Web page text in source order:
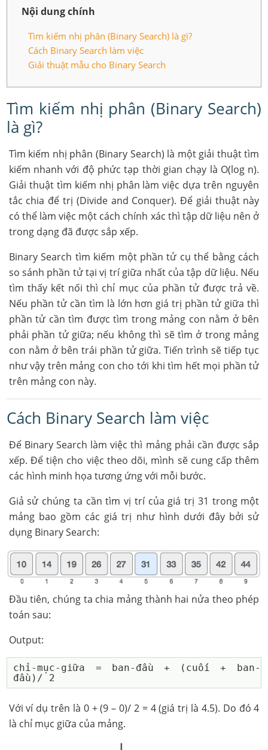
Nội dung chính
Tìm kiếm nhị phân (Binary Search) là gì?
Cách Binary Search làm việc
Giải thuật mẫu cho Binary Search
Tìm kiếm nhị phân (Binary Search)
là gì?
Tìm kiếm nhị phân (Binary Search) là một giải thuật tìm
kiếm nhanh với độ phức tạp thời gian chạy là Ο(log n).
Giải thuật tìm kiếm nhị phân làm việc dựa trên nguyên
tắc chia để trị (Divide and Conquer). Để giải thuật này
có thể làm việc một cách chính xác thì tập dữ liệu nên ở
trong dạng đã được sắp xếp.
Binary Search tìm kiếm một phần tử cụ thể bằng cách
so sánh phần tử tại vị trí giữa nhất của tập dữ liệu. Nếu
tìm thấy kết nối thì chỉ mục của phần tử được trả về.
Nếu phần tử cần tìm là lớn hơn giá trị phần tử giữa thì
phần tử cần tìm được tìm trong mảng con nằm ở bên
phải phần tử giữa; nếu không thì sẽ tìm ở trong mảng
con nằm ở bên trái phần tử giữa. Tiến trình sẽ tiếp tục
như vậy trên mảng con cho tới khi tìm hết mọi phần tử
trên mảng con này.
Cách Binary Search làm việc
Để Binary Search làm việc thì mảng phải cần được sắp
xếp. Để tiện cho việc theo dõi, mình sẽ cung cấp thêm
các hình minh họa tương ứng với mỗi bước.
Giả sử chúng ta cần tìm vị trí của giá trị 31 trong một
mảng bao gồm các giá trị như hình dưới đây bởi sử
dụng Binary Search:
Đầu tiên, chúng ta chia mảng thành hai nửa theo phép
toán sau:
Output:
chỉ-mục-giữa = ban-đầu + (cuối + ban-
Với ví dụ trên là 0 + (9 – 0)/ 2 = 4 (giá trị là 4.5). Do đó 4
là chỉ mục giữa của mảng.